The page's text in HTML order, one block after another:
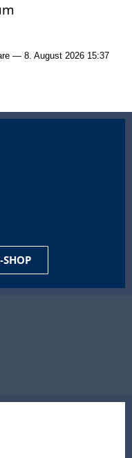
— 8. August 2026 15:37